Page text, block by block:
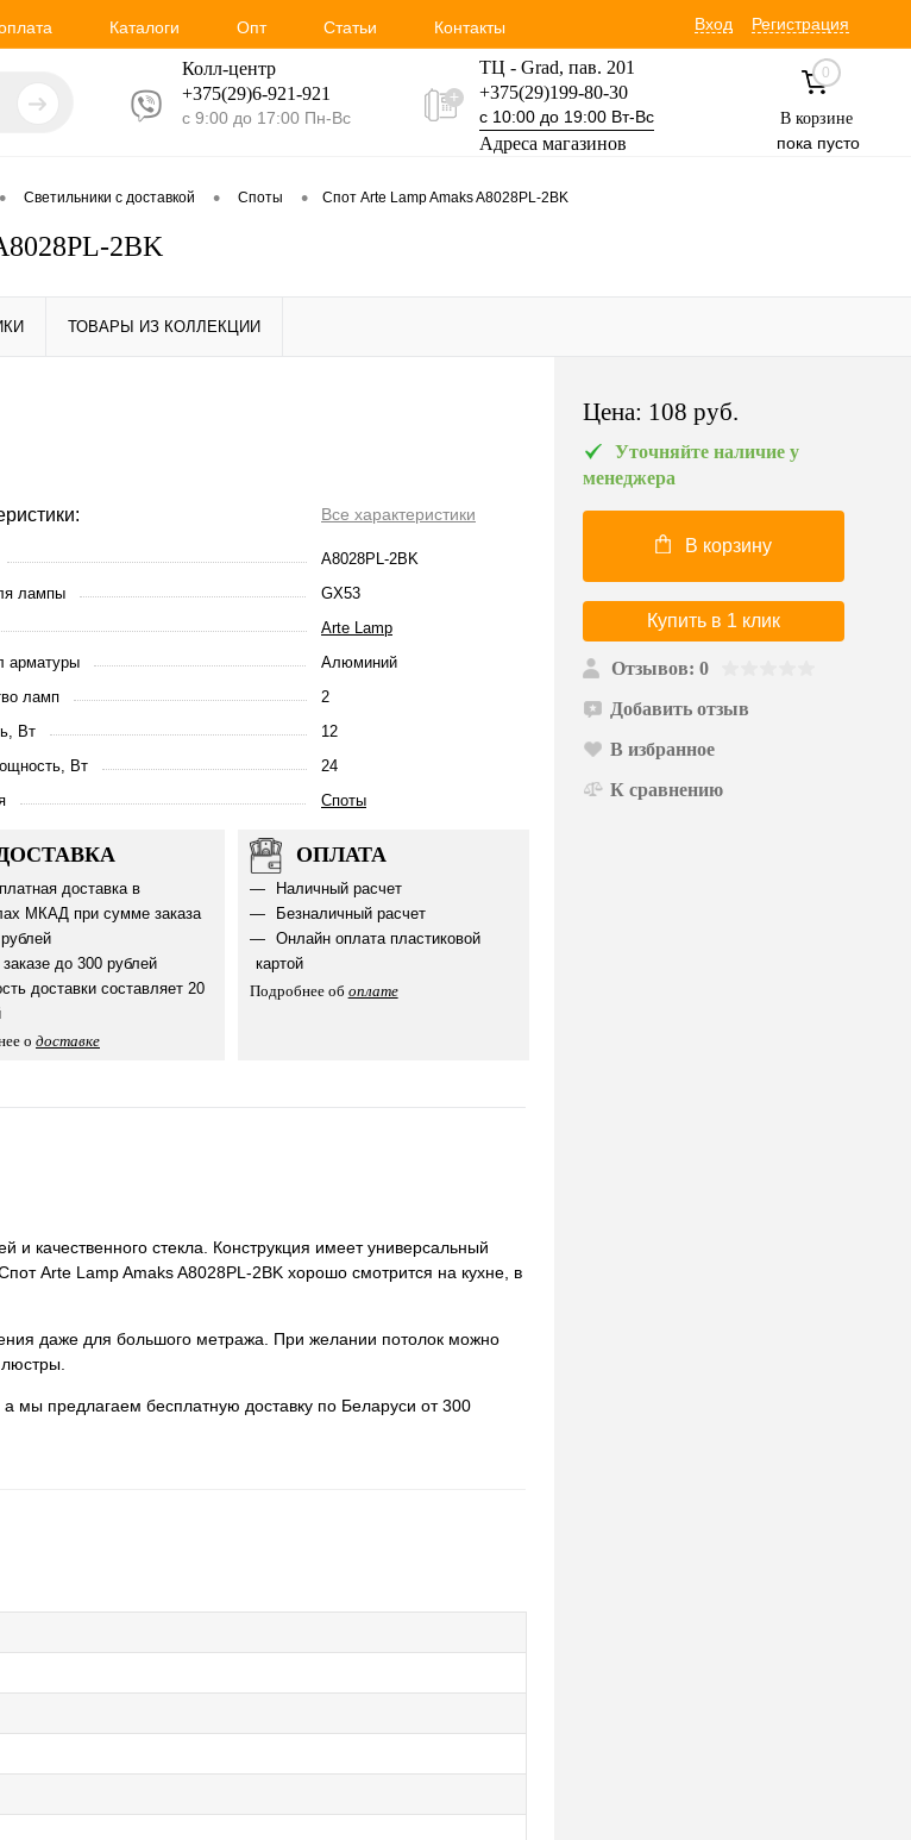
Каталоги Опт Статьи Контакты Вход Регистрация
Колл-центр
+375(29)6-921-921
с 9:00 до 17:00 Пн-Вс
ТЦ - Grad, пав. 201
+375(29)199-80-30
с 10:00 до 19:00 Вт-Вс
Адреса магазинов
+375(29)354-30-60
0
В корзине
пока пусто
• Светильники с доставкой • Споты • Спот Arte Lamp Amaks A8028PL-2BK
2BK
ТОВАРЫ ИЗ КОЛЛЕКЦИИ
Все характеристики
A8028PL-2BK
лампы
GX53
Arte Lamp
арматуры
Алюминий
ламп
2
Вт
12
Вт
24
Споты
доставка в
МКАД при сумме заказа
до 300 рублей
доставки составляет 20
о доставке
ОПЛАТА
Наличный расчет
Безналичный расчет
Онлайн оплата пластиковой
картой
Подробнее об оплате
и качественного стекла. Конструкция имеет универсальный
Arte Lamp Amaks A8028PL-2BK хорошо смотрится на кухне, в
даже для большого метража. При желании потолок можно
а мы предлагаем бесплатную доставку по Беларуси от 300
Цена: 108 pуб.
Уточняйте наличие у
менеджера
В корзину
Купить в 1 клик
Отзывов: 0
Добавить отзыв
В избранное
К сравнению